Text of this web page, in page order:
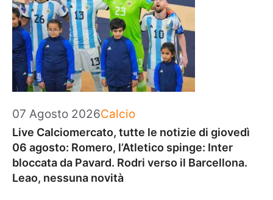
07 Agosto 2026Categorie
Calcio
Live Calciomercato, tutte le notizie di giovedì
06 agosto: Romero, l’Atletico spinge: Inter
bloccata da Pavard. Rodri verso il Barcellona.
Leao, nessuna novità